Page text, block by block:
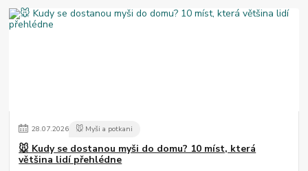
28.07.2026 🐭 Myši a potkani
🐭 Kudy se dostanou myši do domu? 10 míst, která
většina lidí přehlédne